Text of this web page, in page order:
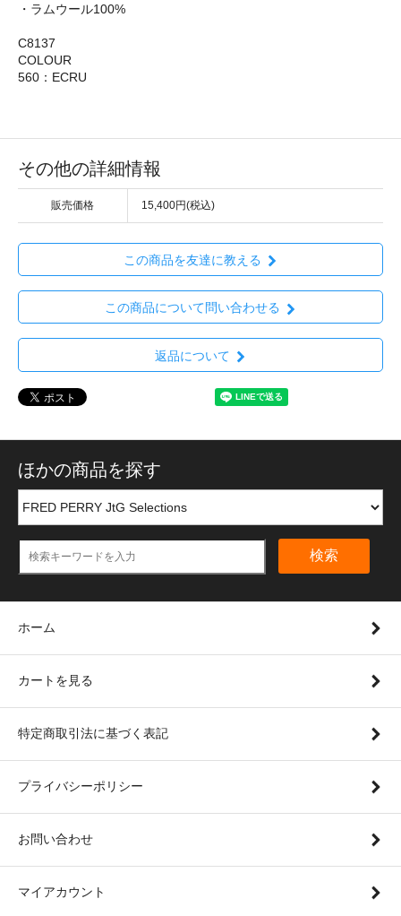
・ラムウール100%
C8137
COLOUR
560：ECRU
その他の詳細情報
販売価格 15,400円(税込)
この商品を友達に教える
この商品について問い合わせる
返品について
ほかの商品を探す
検索
ホーム
カートを見る
特定商取引法に基づく表記
プライバシーポリシー
お問い合わせ
マイアカウント